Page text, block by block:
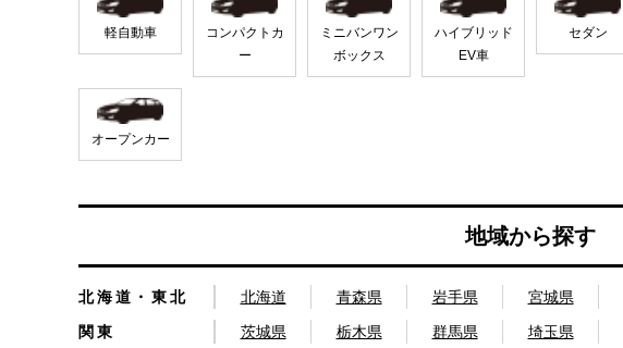
軽自動車
コンパクトカ
ー
ミニバンワン
ボックス
ハイブリッド
EV車
セダン
オープンカー
地域から探す
北海道・東北 北海道 青森県 岩手県 宮城県
関東
茨城県 栃木県 群馬県 埼玉県